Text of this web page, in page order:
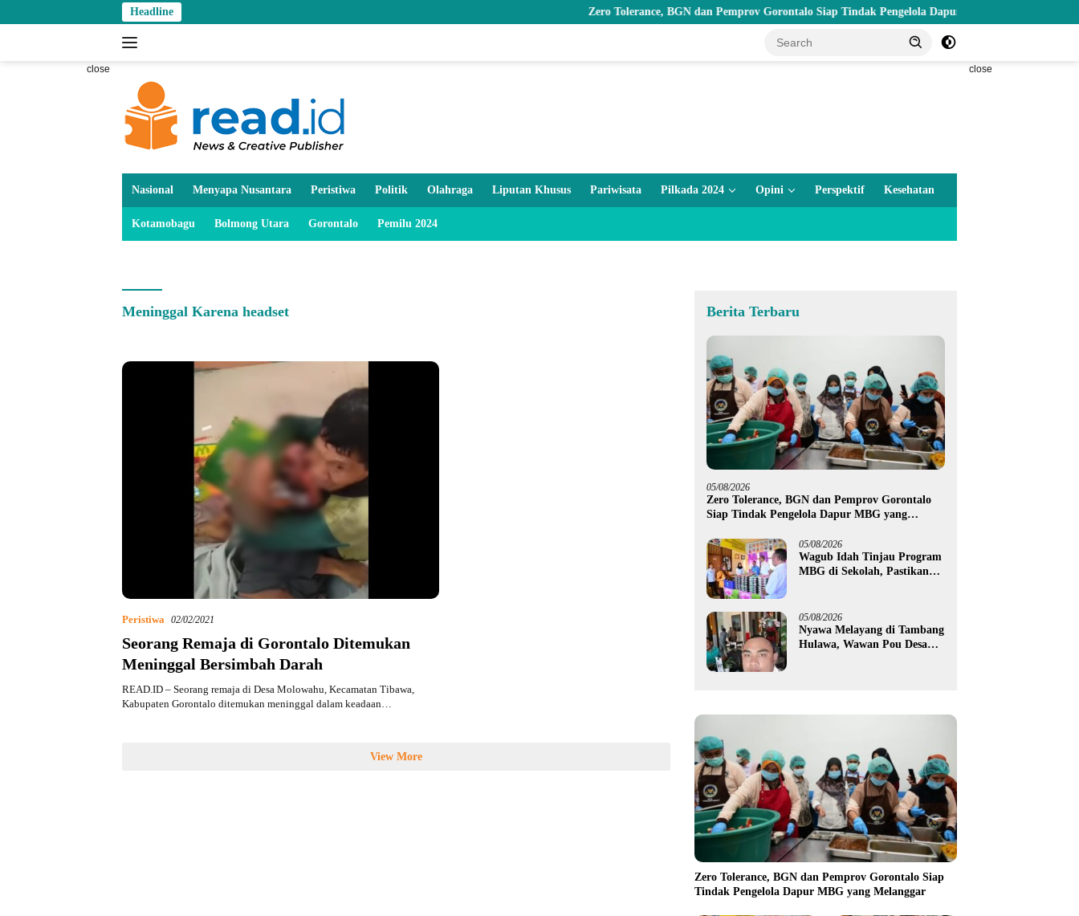
to
Headline Zero Tolerance, BGN dan Pemprov Gorontalo Siap Tindak Pengelola Dapur MBG yang Melanggar
close close
Nasional Menyapa Nusantara Peristiwa Politik Olahraga Liputan Khusus Pariwisata Pilkada 2024 Opini Perspektif Kesehatan
Kotamobagu Bolmong Utara Gorontalo Pemilu 2024
Meninggal Karena headset
Peristiwa 02/02/2021
Seorang Remaja di Gorontalo Ditemukan
Meninggal Bersimbah Darah
READ.ID – Seorang remaja di Desa Molowahu, Kecamatan Tibawa,
Kabupaten Gorontalo ditemukan meninggal dalam keadaan…
View More
Berita Terbaru
05/08/2026
Zero Tolerance, BGN dan Pemprov Gorontalo
Siap Tindak Pengelola Dapur MBG yang
05/08/2026
Wagub Idah Tinjau Program
MBG di Sekolah, Pastikan
05/08/2026
Nyawa Melayang di Tambang
Hulawa, Wawan Pou Desak
Zero Tolerance, BGN dan Pemprov Gorontalo Siap
Tindak Pengelola Dapur MBG yang Melanggar